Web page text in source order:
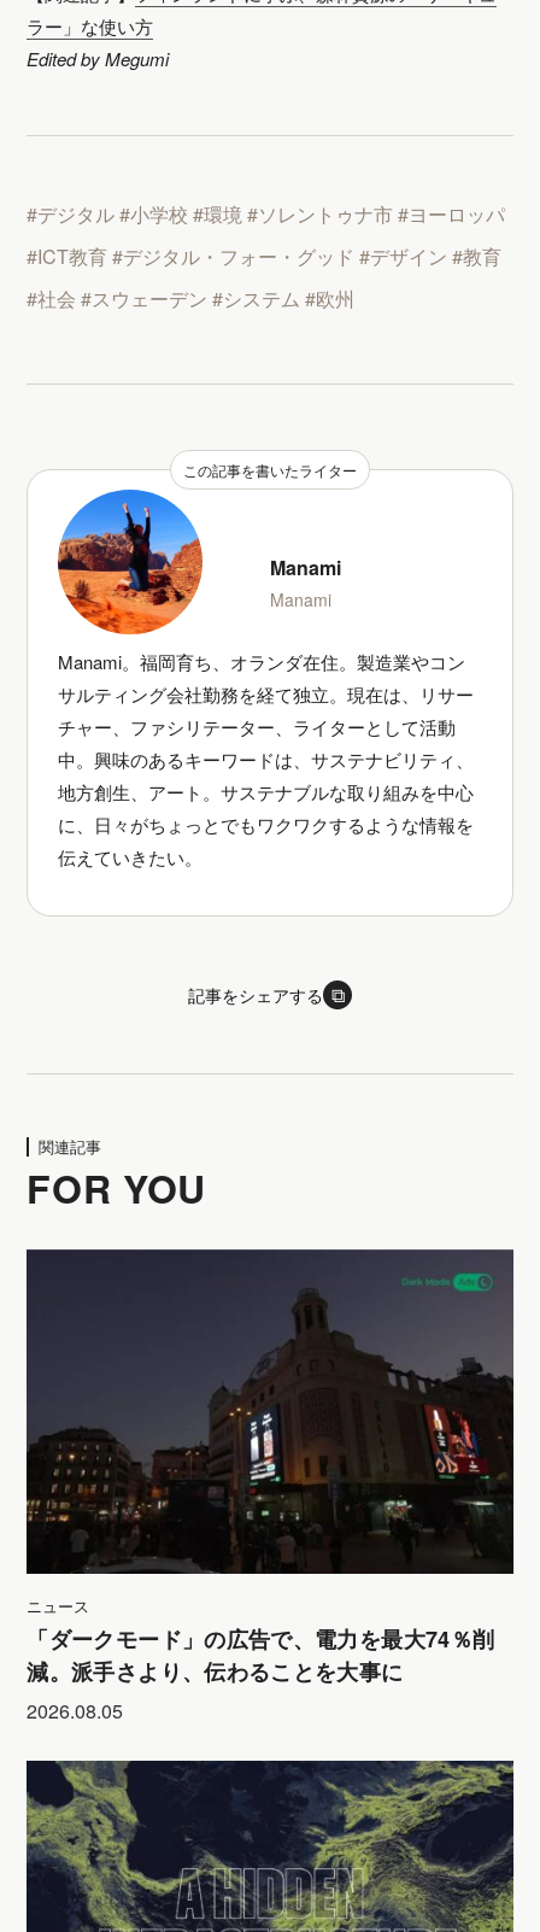
ラー」な使い方
Edited by Megumi
#デジタル#小学校 #環境#ソレントゥナ市#ヨーロッパ
#ICT教育#デジタル・フォー・グッド #デザイン #教育
#社会 #スウェーデン #システム #欧州
この記事を書いたライター
Manami
Manami
Manami。福岡育ち、オランダ在住。製造業やコン
サルティング会社勤務を経て独立。現在は、リサー
チャー、ファシリテーター、ライターとして活動
中。興味のあるキーワードは、サステナビリティ、
地方創生、アート。サステナブルな取り組みを中心
に、日々がちょっとでもワクワクするような情報を
伝えていきたい。
記事をシェアする ⧉
関連記事
FOR YOU
ニュース
「ダークモード」の広告で、電力を最大74％削
減。派手さより、伝わることを大事に
2026.08.05